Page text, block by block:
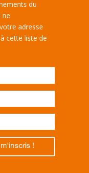
du
ne
adresse
cette liste de
!